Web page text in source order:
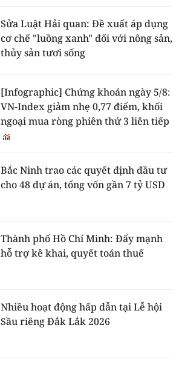
Sửa Luật Hải quan: Đề xuất áp dụng
cơ chế "luồng xanh" đối với nông sản,
thủy sản tươi sống
[Infographic] Chứng khoán ngày 5/8:
VN-Index giảm nhẹ 0,77 điểm, khối
ngoại mua ròng phiên thứ 3 liên tiếp
Bắc Ninh trao các quyết định đầu tư
cho 48 dự án, tổng vốn gần 7 tỷ USD
Thành phố Hồ Chí Minh: Đẩy mạnh
hỗ trợ kê khai, quyết toán thuế
Nhiều hoạt động hấp dẫn tại Lễ hội
Sầu riêng Đắk Lắk 2026